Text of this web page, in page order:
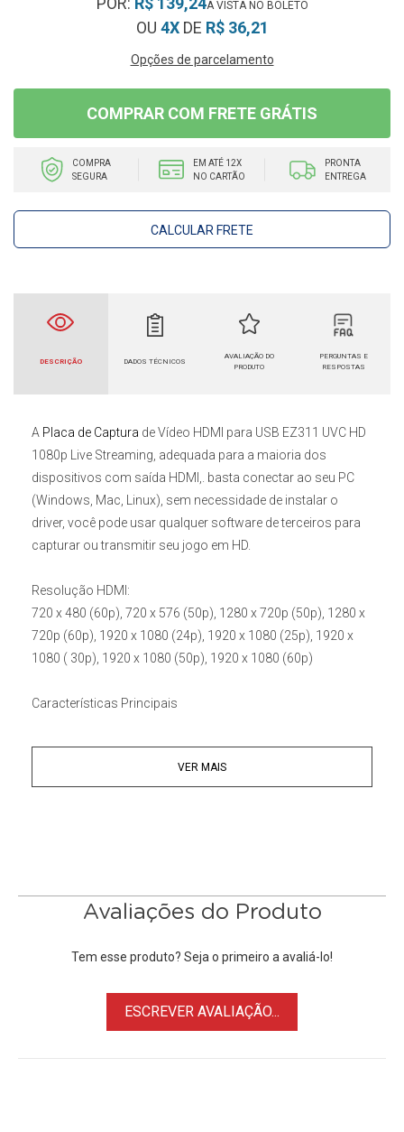
OU 4XDE R$ 36,21
Opções de parcelamento
COMPRAR COM FRETE GRÁTIS
COMPRA
SEGURA
EM ATÉ 12X
NO CARTÃO
PRONTA
ENTREGA
CALCULAR FRETE
DESCRIÇÃO DADOS TÉCNICOS
AVALIAÇÃO DO
PRODUTO
PERGUNTAS E
RESPOSTAS
A Placa de Captura de Vídeo HDMI para USB EZ311 UVC HD
1080p Live Streaming, adequada para a maioria dos
dispositivos com saída HDMI,. basta conectar ao seu PC
(Windows, Mac, Linux), sem necessidade de instalar o
driver, você pode usar qualquer software de terceiros para
capturar ou transmitir seu jogo em HD.
Resolução HDMI:
720 x 480 (60p), 720 x 576 (50p), 1280 x 720p (50p), 1280 x
720p (60p), 1920 x 1080 (24p), 1920 x 1080 (25p), 1920 x
1080 ( 30p), 1920 x 1080 (50p), 1920 x 1080 (60p)
Características Principais
capturar um canal de sinal de sinal de vídeo de alta
conectar-se ao computador.
vídeo em alta definição com resolução de até 1080p60, a
placa de captura não suporta o formato i de entrada de
VER MAIS
Avaliações do Produto
Tem esse produto? Seja o primeiro a avaliá-lo!
ESCREVER AVALIAÇÃO...